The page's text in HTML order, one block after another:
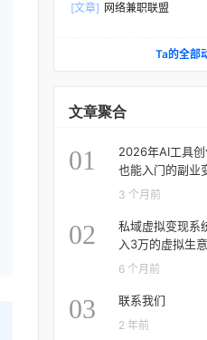
[文章] 网络兼职联盟
Ta的全部
文章聚合
01
2026年AI工具
也能入门的副业
3 个月前
02
私域虚拟变现系
入3万的虚拟生
6 个月前
03 联系我们
2 年前